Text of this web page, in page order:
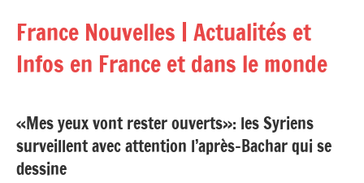
contenu
France Nouvelles | Actualités et
Infos en France et dans le monde
«Mes yeux vont rester ouverts»: les Syriens
surveillent avec attention l’après-Bachar qui se
dessine